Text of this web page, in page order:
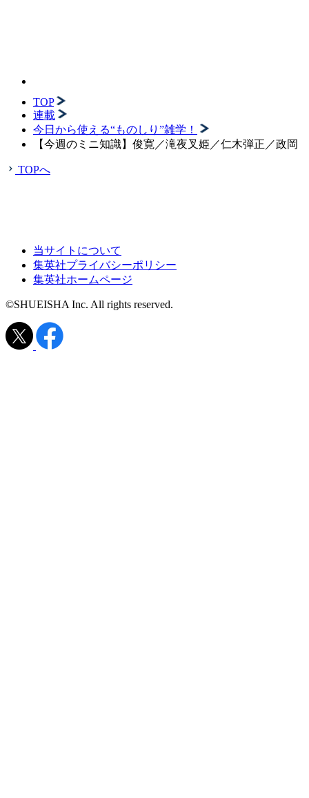
TOP
連載
今日から使える“ものしり”雑学！
【今週のミニ知識】俊寛／滝夜叉姫／仁木弾正／政岡
TOPへ
当サイトについて
集英社プライバシーポリシー
集英社ホームページ
©SHUEISHA Inc. All rights reserved.